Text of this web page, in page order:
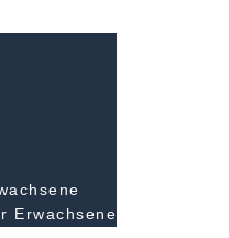
Erwachsene